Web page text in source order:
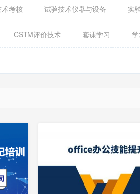
术考核 试验技术仪器与设备 实
CSTM评价技术 套课学习